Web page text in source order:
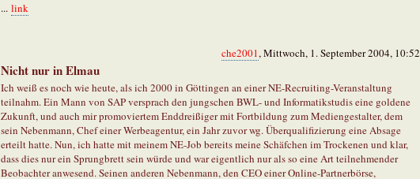
... link
che2001, Mittwoch, 1. September 2004, 10:52
Nicht nur in Elmau
Ich weiß es noch wie heute, als ich 2000 in Göttingen an einer NE-Recruiting-Veranstaltung
teilnahm. Ein Mann von SAP versprach den jungschen BWL- und Informatikstudis eine goldene
Zukunft, und auch mir promoviertem Enddreißiger mit Fortbildung zum Mediengestalter, dem
sein Nebenmann, Chef einer Werbeagentur, ein Jahr zuvor wg. Überqualifizierung eine Absage
erteilt hatte. Nun, ich hatte mit meinem NE-Job bereits meine Schäfchen im Trockenen und klar,
dass dies nur ein Sprungbrett sein würde und war eigentlich nur als so eine Art teilnehmender
Beobachter anwesend. Seinen anderen Nebenmann, den CEO einer Online-Partnerbörse,